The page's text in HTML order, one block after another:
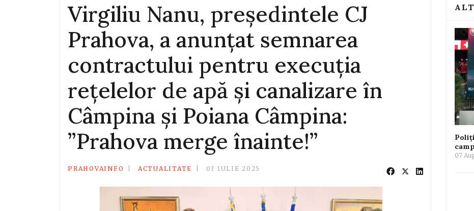
Virgiliu Nanu, președintele CJ
Prahova, a anunțat semnarea
contractului pentru execuția
rețelelor de apă și canalizare în
Câmpina și Poiana Câmpina:
”Prahova merge înainte!”
PRAHOVAINFO ACTUALITATE 03 IULIE 2025
07